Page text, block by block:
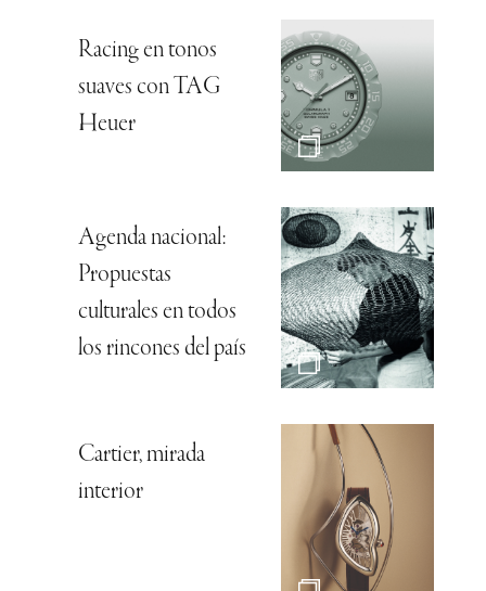
Racing en tonos
suaves con TAG
Heuer
Agenda nacional:
Propuestas
culturales en todos
los rincones del país
Cartier, mirada
interior